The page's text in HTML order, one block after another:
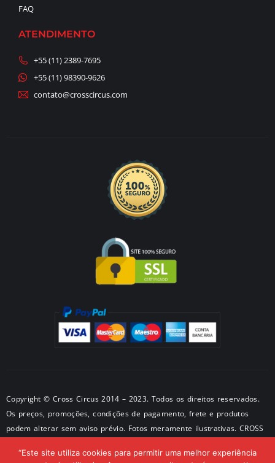
FAQ
ATENDIMENTO
+55 (11) 2389-7695
+55 (11) 98390-9626
contato@crosscircus.com
Copyright © Cross Circus 2014 – 2023. Todos os direitos reservados.
Os preços, promoções, condições de pagamento, frete e produtos
podem alterar sem aviso prévio. Fotos meramente ilustrativas. CROSS
Endereço: São Paulo – SP
“Este site utiliza cookies para permitir uma melhor experiência